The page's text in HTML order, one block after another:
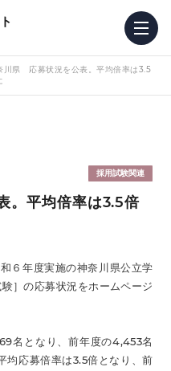
川県 応募状況を公表。平均倍率は3.5
採用試験関連
。平均倍率は3.5倍
６年度実施の神奈川県公立学
］の応募状況をホームページ
名となり、前年度の4,453名
応募倍率は3.5倍となり、前